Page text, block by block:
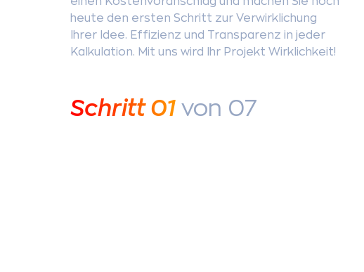
heute den ersten Schritt zur Verwirklichung
Ihrer Idee. Effizienz und Transparenz in jeder
Kalkulation. Mit uns wird Ihr Projekt Wirklichkeit!
Schritt 01 von 07